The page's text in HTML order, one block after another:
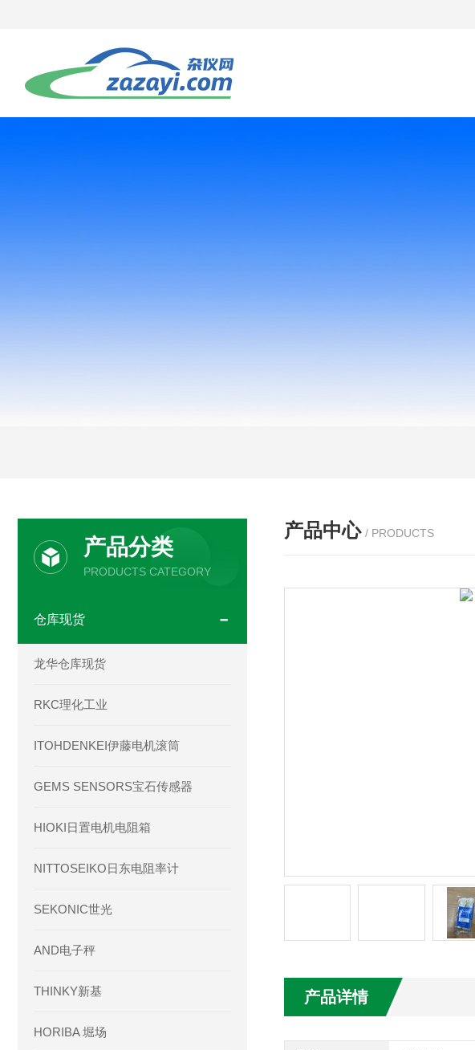
产品中心 / PRODUCTS
产品详情
产品分类
PRODUCTS CATEGORY
仓库现货
龙华仓库现货
RKC理化工业
ITOHDENKEI伊藤电机滚筒
GEMS SENSORS宝石传感器
HIOKI日置电机电阻箱
NITTOSEIKO日东电阻率计
SEKONIC世光
AND电子秤
THINKY新基
HORIBA 堀场